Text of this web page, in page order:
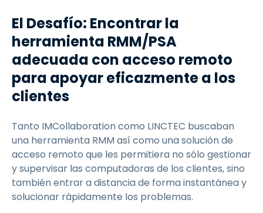
El Desafío: Encontrar la
herramienta RMM/PSA
adecuada con acceso remoto
para apoyar eficazmente a los
clientes
Tanto IMCollaboration como LINCTEC buscaban
una herramienta RMM así como una solución de
acceso remoto que les permitiera no sólo gestionar
y supervisar las computadoras de los clientes, sino
también entrar a distancia de forma instantánea y
solucionar rápidamente los problemas.